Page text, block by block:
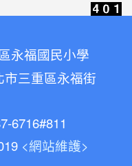
永福國民小學
市三重區永福街
6716#811
<網站維護>